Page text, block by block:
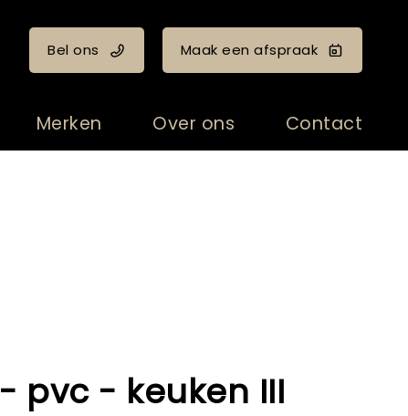
Bel ons Maak een afspraak
Merken Over ons Contact
pvc - keuken III